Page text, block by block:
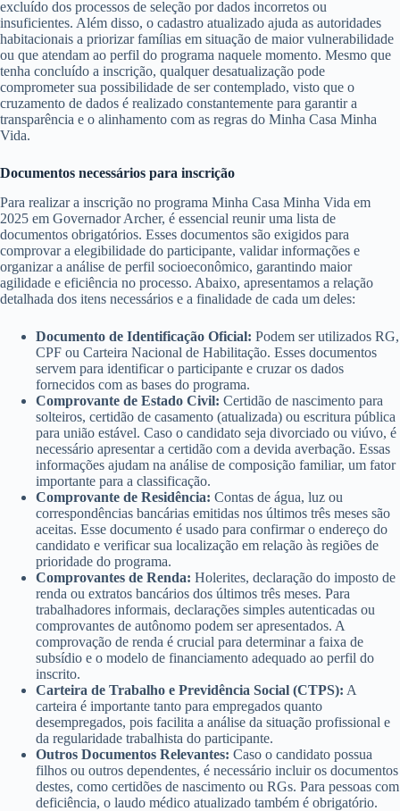
excluído dos processos de seleção por dados incorretos ou
insuficientes. Além disso, o cadastro atualizado ajuda as autoridades
habitacionais a priorizar famílias em situação de maior vulnerabilidade
ou que atendam ao perfil do programa naquele momento. Mesmo que
tenha concluído a inscrição, qualquer desatualização pode
comprometer sua possibilidade de ser contemplado, visto que o
cruzamento de dados é realizado constantemente para garantir a
transparência e o alinhamento com as regras do Minha Casa Minha
Vida.
Documentos necessários para inscrição
Para realizar a inscrição no programa Minha Casa Minha Vida em
2025 em Governador Archer, é essencial reunir uma lista de
documentos obrigatórios. Esses documentos são exigidos para
comprovar a elegibilidade do participante, validar informações e
organizar a análise de perfil socioeconômico, garantindo maior
agilidade e eficiência no processo. Abaixo, apresentamos a relação
detalhada dos itens necessários e a finalidade de cada um deles:
Documento de Identificação Oficial: Podem ser utilizados RG,
CPF ou Carteira Nacional de Habilitação. Esses documentos
servem para identificar o participante e cruzar os dados
fornecidos com as bases do programa.
Comprovante de Estado Civil: Certidão de nascimento para
solteiros, certidão de casamento (atualizada) ou escritura pública
para união estável. Caso o candidato seja divorciado ou viúvo, é
necessário apresentar a certidão com a devida averbação. Essas
informações ajudam na análise de composição familiar, um fator
importante para a classificação.
Comprovante de Residência: Contas de água, luz ou
correspondências bancárias emitidas nos últimos três meses são
aceitas. Esse documento é usado para confirmar o endereço do
candidato e verificar sua localização em relação às regiões de
prioridade do programa.
Comprovantes de Renda: Holerites, declaração do imposto de
renda ou extratos bancários dos últimos três meses. Para
trabalhadores informais, declarações simples autenticadas ou
comprovantes de autônomo podem ser apresentados. A
comprovação de renda é crucial para determinar a faixa de
subsídio e o modelo de financiamento adequado ao perfil do
inscrito.
Carteira de Trabalho e Previdência Social (CTPS): A
carteira é importante tanto para empregados quanto
desempregados, pois facilita a análise da situação profissional e
da regularidade trabalhista do participante.
Outros Documentos Relevantes: Caso o candidato possua
filhos ou outros dependentes, é necessário incluir os documentos
destes, como certidões de nascimento ou RGs. Para pessoas com
deficiência, o laudo médico atualizado também é obrigatório.